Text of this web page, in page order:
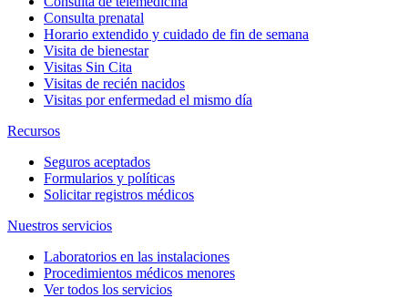
Consulta prenatal
Horario extendido y cuidado de fin de semana
Visita de bienestar
Visitas Sin Cita
Visitas de recién nacidos
Visitas por enfermedad el mismo día
Recursos
Seguros aceptados
Formularios y políticas
Solicitar registros médicos
Nuestros servicios
Laboratorios en las instalaciones
Procedimientos médicos menores
Ver todos los servicios